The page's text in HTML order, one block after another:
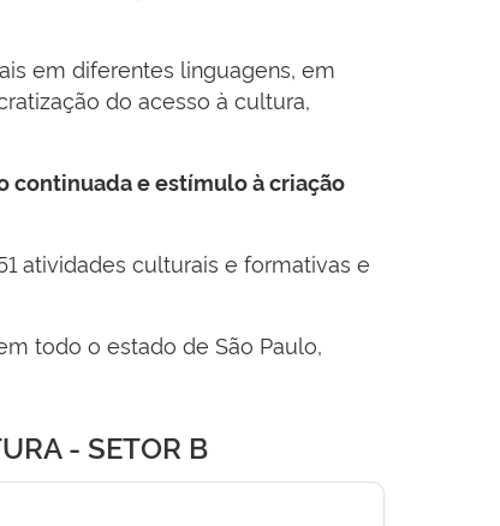
em diferentes linguagens, em
do acesso à cultura,
continuada e estímulo à criação
atividades culturais e formativas e
todo o estado de São Paulo,
- SETOR B